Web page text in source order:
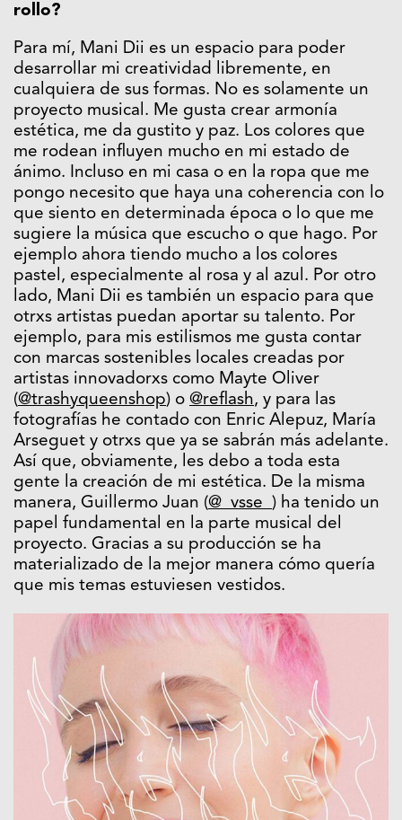
rollo?
Para mí, Mani Dii es un espacio para poder
desarrollar mi creatividad libremente, en
cualquiera de sus formas. No es solamente un
proyecto musical. Me gusta crear armonía
estética, me da gustito y paz. Los colores que
me rodean influyen mucho en mi estado de
ánimo. Incluso en mi casa o en la ropa que me
pongo necesito que haya una coherencia con lo
que siento en determinada época o lo que me
sugiere la música que escucho o que hago. Por
ejemplo ahora tiendo mucho a los colores
pastel, especialmente al rosa y al azul. Por otro
lado, Mani Dii es también un espacio para que
otrxs artistas puedan aportar su talento. Por
ejemplo, para mis estilismos me gusta contar
con marcas sostenibles locales creadas por
artistas innovadorxs como Mayte Oliver
(@trashyqueenshop) o @reflash, y para las
fotografías he contado con Enric Alepuz, María
Arseguet y otrxs que ya se sabrán más adelante.
Así que, obviamente, les debo a toda esta
gente la creación de mi estética. De la misma
manera, Guillermo Juan (@_vsse_ ) ha tenido un
papel fundamental en la parte musical del
proyecto. Gracias a su producción se ha
materializado de la mejor manera cómo quería
que mis temas estuviesen vestidos.